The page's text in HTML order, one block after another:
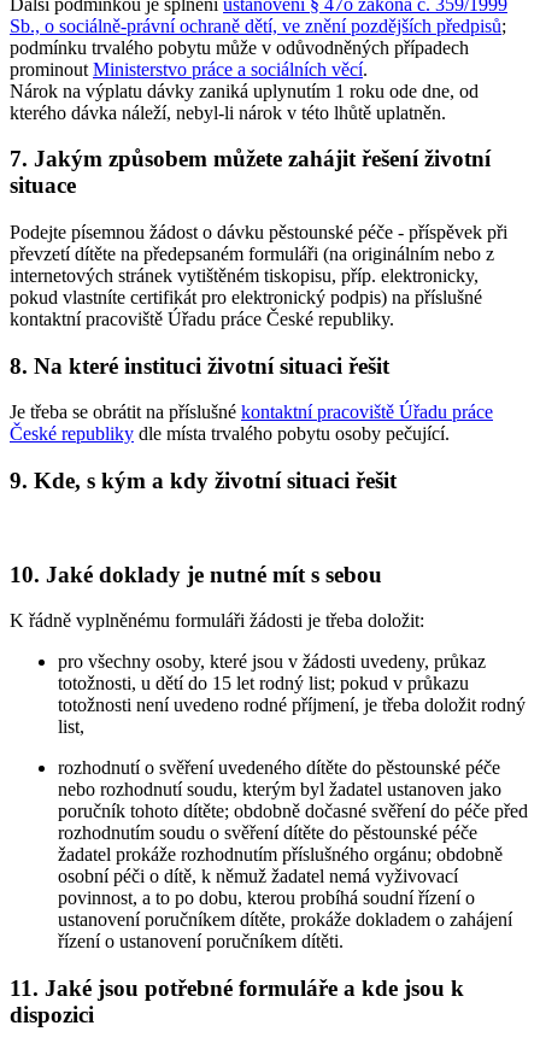
Sb., o sociálně-právní ochraně dětí, ve znění pozdějších předpisů;
podmínku trvalého pobytu může v odůvodněných případech
prominout Ministerstvo práce a sociálních věcí.
Nárok na výplatu dávky zaniká uplynutím 1 roku ode dne, od
kterého dávka náleží, nebyl-li nárok v této lhůtě uplatněn.
7. Jakým způsobem můžete zahájit řešení životní
situace
Podejte písemnou žádost o dávku pěstounské péče - příspěvek při
převzetí dítěte na předepsaném formuláři (na originálním nebo z
internetových stránek vytištěném tiskopisu, příp. elektronicky,
pokud vlastníte certifikát pro elektronický podpis) na příslušné
kontaktní pracoviště Úřadu práce České republiky.
8. Na které instituci životní situaci řešit
Je třeba se obrátit na příslušné kontaktní pracoviště Úřadu práce
České republiky dle místa trvalého pobytu osoby pečující.
9. Kde, s kým a kdy životní situaci řešit
10. Jaké doklady je nutné mít s sebou
K řádně vyplněnému formuláři žádosti je třeba doložit:
pro všechny osoby, které jsou v žádosti uvedeny, průkaz
totožnosti, u dětí do 15 let rodný list; pokud v průkazu
totožnosti není uvedeno rodné příjmení, je třeba doložit rodný
list,
rozhodnutí o svěření uvedeného dítěte do pěstounské péče
nebo rozhodnutí soudu, kterým byl žadatel ustanoven jako
poručník tohoto dítěte; obdobně dočasné svěření do péče před
rozhodnutím soudu o svěření dítěte do pěstounské péče
žadatel prokáže rozhodnutím příslušného orgánu; obdobně
osobní péči o dítě, k němuž žadatel nemá vyživovací
povinnost, a to po dobu, kterou probíhá soudní řízení o
ustanovení poručníkem dítěte, prokáže dokladem o zahájení
řízení o ustanovení poručníkem dítěti.
11. Jaké jsou potřebné formuláře a kde jsou k
dispozici